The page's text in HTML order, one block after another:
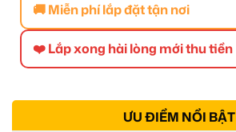
🚚 Miễn phí lắp đặt tận nơi
❤️ Lắp xong hài lòng mới thu tiền
ƯU ĐIỂM NỔI BẬT